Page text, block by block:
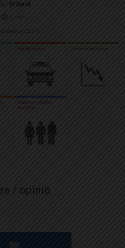
El Jardí
2 min.
de 2017
/ opinió